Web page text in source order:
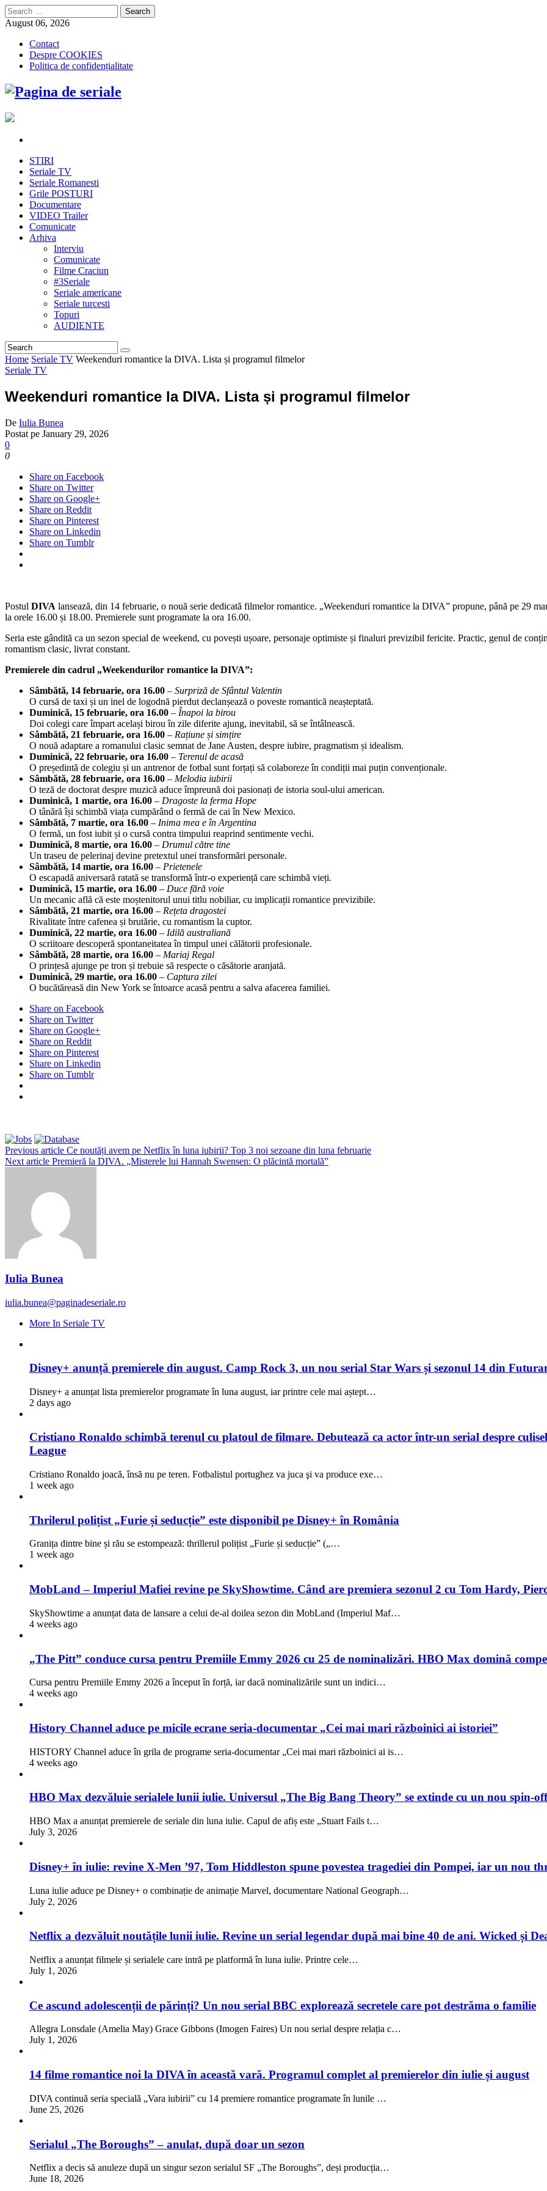
Search
for:
August 06, 2026
Contact
Despre COOKIES
Politica de confidențialitate
STIRI
Seriale TV
Seriale Romanesti
Grile POSTURI
Documentare
VIDEO Trailer
Comunicate
Arhiva
Interviu
Comunicate
Filme Craciun
#3Seriale
Seriale americane
Seriale turcesti
Topuri
AUDIENTE
Home Seriale TV Weekenduri romantice la DIVA. Lista și programul filmelor
Seriale TV
Weekenduri romantice la DIVA. Lista și programul filmelor
De Iulia Bunea
Postat pe January 29, 2026
0
0
Share on Facebook
Share on Twitter
Share on Google+
Share on Reddit
Share on Pinterest
Share on Linkedin
Share on Tumblr
Postul DIVA lansează, din 14 februarie, o nouă serie dedicată filmelor romantice. „Weekenduri romantice la DIVA” propune, până pe 29
la orele 16.00 și 18.00. Premierele sunt programate la ora 16.00.
Seria este gândită ca un sezon special de weekend, cu povești ușoare, personaje optimiste și finaluri previzibil fericite. Practic, genul de
romantism clasic, livrat constant.
Premierele din cadrul „Weekendurilor romantice la DIVA”:
Sâmbătă, 14 februarie, ora 16.00 – Surpriză de Sfântul Valentin
O cursă de taxi și un inel de logodnă pierdut declanșează o poveste romantică neașteptată.
Duminică, 15 februarie, ora 16.00 – Înapoi la birou
Doi colegi care împart același birou în zile diferite ajung, inevitabil, să se întâlnească.
Sâmbătă, 21 februarie, ora 16.00 – Rațiune și simțire
O nouă adaptare a romanului clasic semnat de Jane Austen, despre iubire, pragmatism și idealism.
Duminică, 22 februarie, ora 16.00 – Terenul de acasă
O președintă de colegiu și un antrenor de fotbal sunt forțați să colaboreze în condiții mai puțin convenționale.
Sâmbătă, 28 februarie, ora 16.00 – Melodia iubirii
O teză de doctorat despre muzică aduce împreună doi pasionați de istoria soul-ului american.
Duminică, 1 martie, ora 16.00 – Dragoste la ferma Hope
O tânără își schimbă viața cumpărând o fermă de cai în New Mexico.
Sâmbătă, 7 martie, ora 16.00 – Inima mea e în Argentina
O fermă, un fost iubit și o cursă contra timpului reaprind sentimente vechi.
Duminică, 8 martie, ora 16.00 – Drumul către tine
Un traseu de pelerinaj devine pretextul unei transformări personale.
Sâmbătă, 14 martie, ora 16.00 – Prietenele
O escapadă aniversară ratată se transformă într-o experiență care schimbă vieți.
Duminică, 15 martie, ora 16.00 – Duce fără voie
Un mecanic află că este moștenitorul unui titlu nobiliar, cu implicații romantice previzibile.
Sâmbătă, 21 martie, ora 16.00 – Rețeta dragostei
Rivalitate între cafenea și brutărie, cu romantism la cuptor.
Duminică, 22 martie, ora 16.00 – Idilă australiană
O scriitoare descoperă spontaneitatea în timpul unei călătorii profesionale.
Sâmbătă, 28 martie, ora 16.00 – Mariaj Regal
O prințesă ajunge pe tron și trebuie să respecte o căsătorie aranjată.
Duminică, 29 martie, ora 16.00 – Captura zilei
O bucătăreasă din New York se întoarce acasă pentru a salva afacerea familiei.
Share on Facebook
Share on Twitter
Share on Google+
Share on Reddit
Share on Pinterest
Share on Linkedin
Share on Tumblr
Previous article Ce noutăți avem pe Netflix în luna iubirii? Top 3 noi sezoane din luna februarie
Next article Premieră la DIVA. „Misterele lui Hannah Swensen: O plăcintă mortală”
Iulia Bunea
iulia.bunea@paginadeseriale.ro
More In Seriale TV
Disney+ anunță premierele din august. Camp Rock 3, un nou serial Star Wars și sezonul 14 din
Disney+ a anunțat lista premierelor programate în luna august, iar printre cele mai aștept…
2 days ago
Cristiano Ronaldo schimbă terenul cu platoul de filmare. Debutează ca actor într-un serial despre
League
Cristiano Ronaldo joacă, însă nu pe teren. Fotbalistul portughez va juca şi va produce exe…
1 week ago
Thrilerul polițist „Furie și seducție” este disponibil pe Disney+ în România
Granița dintre bine și rău se estompează: thrillerul polițist „Furie și seducție” („…
1 week ago
MobLand – Imperiul Mafiei revine pe SkyShowtime. Când are premiera sezonul 2 cu Tom Hardy,
SkyShowtime a anunțat data de lansare a celui de-al doilea sezon din MobLand (Imperiul Maf…
4 weeks ago
„The Pitt” conduce cursa pentru Premiile Emmy 2026 cu 25 de nominalizări. HBO Max domină
Cursa pentru Premiile Emmy 2026 a început în forță, iar dacă nominalizările sunt un indici…
4 weeks ago
History Channel aduce pe micile ecrane seria-documentar „Cei mai mari războinici ai istoriei”
HISTORY Channel aduce în grila de programe seria-documentar „Cei mai mari războinici ai is…
4 weeks ago
HBO Max dezvăluie serialele lunii iulie. Universul „The Big Bang Theory” se extinde cu un nou spin-off
HBO Max a anunțat premierele de seriale din luna iulie. Capul de afiș este „Stuart Fails t…
July 3, 2026
Disney+ în iulie: revine X-Men ’97, Tom Hiddleston spune povestea tragediei din Pompei, iar un nou
Luna iulie aduce pe Disney+ o combinație de animație Marvel, documentare National Geograph…
July 2, 2026
Netflix a dezvăluit noutățile lunii iulie. Revine un serial legendar după mai bine 40 de ani. Wicked și
Netflix a anunțat filmele și serialele care intră pe platformă în luna iulie. Printre cele…
July 1, 2026
Ce ascund adolescenții de părinți? Un nou serial BBC explorează secretele care pot destrăma o familie
Allegra Lonsdale (Amelia May) Grace Gibbons (Imogen Faires) Un nou serial despre relația c…
July 1, 2026
14 filme romantice noi la DIVA în această vară. Programul complet al premierelor din iulie și august
DIVA continuă seria specială „Vara iubirii” cu 14 premiere romantice programate în lunile …
June 25, 2026
Serialul „The Boroughs” – anulat, după doar un sezon
Netflix a decis să anuleze după un singur sezon serialul SF „The Boroughs”, deși producția…
June 18, 2026